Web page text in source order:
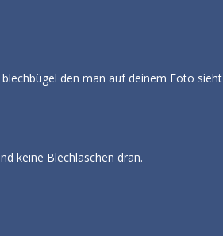
den man auf deinem Foto sieht
keine Blechlaschen dran.